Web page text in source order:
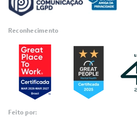
Reconhecimento
Feito por: